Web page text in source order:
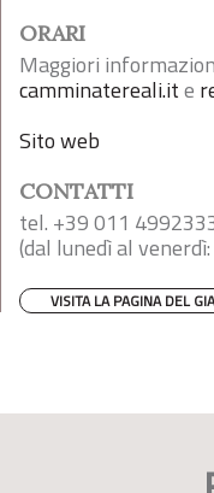
ORARI
Maggiori
camminatereali.ite
Sito web
CONTATTI
tel. +39 011
(dal lunedì al
VISITA LA PAGINA DEL